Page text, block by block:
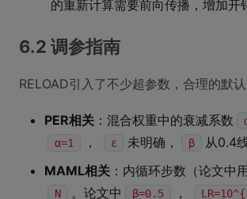
的重新计算需要前向传播，增加开
6.2 调参指南
RELOAD引入了不少超参数，合理的默认
PER相关 ：混合权重中的衰减系数
α=1 ， ε 未明确， β
从0.4
MAML相关 ：内循环步数（论文中
N 。论文中 β=0.5 ，